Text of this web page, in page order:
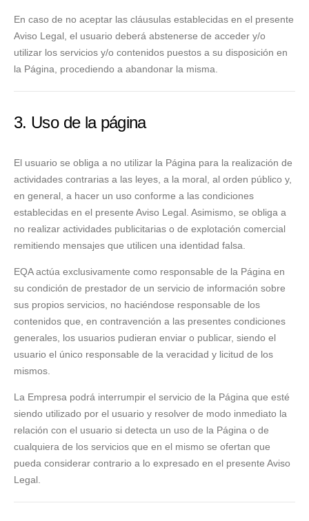
En caso de no aceptar las cláusulas establecidas en el presente
Aviso Legal, el usuario deberá abstenerse de acceder y/o
utilizar los servicios y/o contenidos puestos a su disposición en
la Página, procediendo a abandonar la misma.
3. Uso de la página
El usuario se obliga a no utilizar la Página para la realización de
actividades contrarias a las leyes, a la moral, al orden público y,
en general, a hacer un uso conforme a las condiciones
establecidas en el presente Aviso Legal. Asimismo, se obliga a
no realizar actividades publicitarias o de explotación comercial
remitiendo mensajes que utilicen una identidad falsa.
EQA actúa exclusivamente como responsable de la Página en
su condición de prestador de un servicio de información sobre
sus propios servicios, no haciéndose responsable de los
contenidos que, en contravención a las presentes condiciones
generales, los usuarios pudieran enviar o publicar, siendo el
usuario el único responsable de la veracidad y licitud de los
mismos.
La Empresa podrá interrumpir el servicio de la Página que esté
siendo utilizado por el usuario y resolver de modo inmediato la
relación con el usuario si detecta un uso de la Página o de
cualquiera de los servicios que en el mismo se ofertan que
pueda considerar contrario a lo expresado en el presente Aviso
Legal.